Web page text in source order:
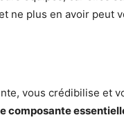
ne plus en avoir peut
vous crédibilise et
composante